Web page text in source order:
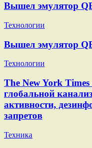
Вышел эмулятор
Технологии
Вышел эмулятор
Технологии
The New York Times
глобальной
активности,
запретов
Техника